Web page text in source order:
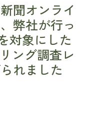
聞オンライ
弊社が行っ
対象にした
ング調査レ
れました